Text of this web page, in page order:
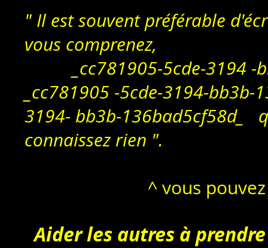
" Il est souvent préférable
vous comprenez,
_cc781905-5cde-3194
_cc781905 -5cde-3194-
3194- bb3b-136bad5cf58d_
connaissez rien ".
^ vous
Aider les autres à